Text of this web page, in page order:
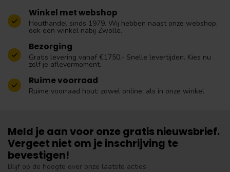
Winkel met webshop
Houthandel sinds 1979. Wij hebben naast onze webshop,
ook een winkel nabij Zwolle.
Bezorging
Gratis levering vanaf €1750,- Snelle levertijden. Kies nu
zelf je aflevermoment.
Ruime voorraad
Ruime voorraad hout: zowel online, als in onze winkel
Meld je aan voor onze gratis nieuwsbrief.
Vergeet niet om je inschrijving te
bevestigen!
Blijf op de hoogte over onze laatste acties